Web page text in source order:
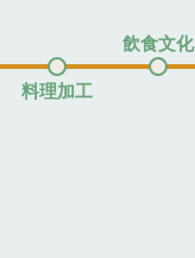
料理加工
飲食文化